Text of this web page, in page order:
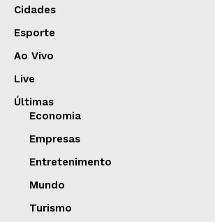
Cidades
Esporte
Ao Vivo
Live
Últimas
Economia
Empresas
Entretenimento
Mundo
Turismo